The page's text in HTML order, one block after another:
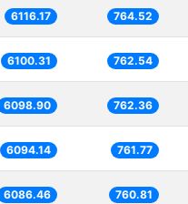
6116.17 764.52
6100.31 762.54
6098.90 762.36
6094.14 761.77
6086.46 760.81